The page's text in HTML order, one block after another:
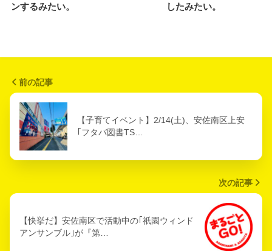
ンするみたい。
したみたい。
前の記事
【子育てイベント】2/14(土)、安佐南区上安
｢フタバ図書TS…
次の記事
【快挙だ】安佐南区で活動中の｢祇園ウィンド
アンサンブル｣が『第…